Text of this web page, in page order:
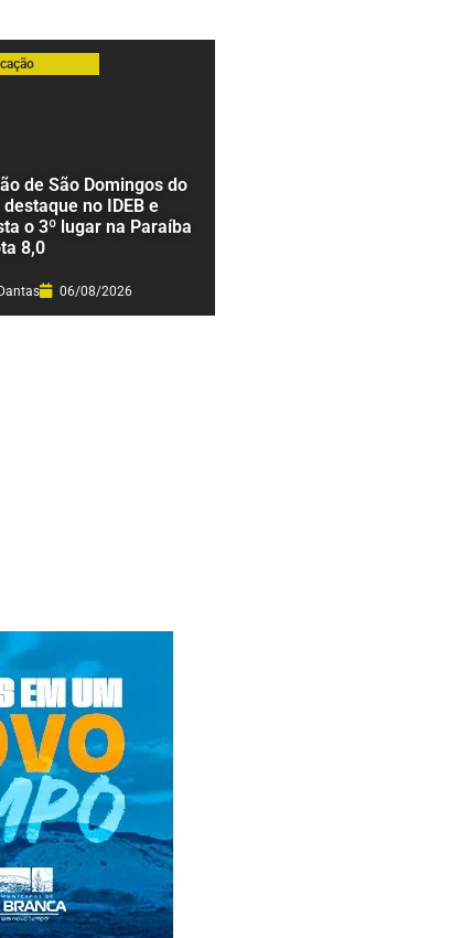
de São Domingos do
no IDEB e
o 3º lugar na Paraíba
8,0
06/08/2026